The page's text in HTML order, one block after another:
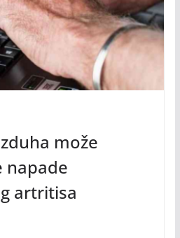
može
napade
artritisa